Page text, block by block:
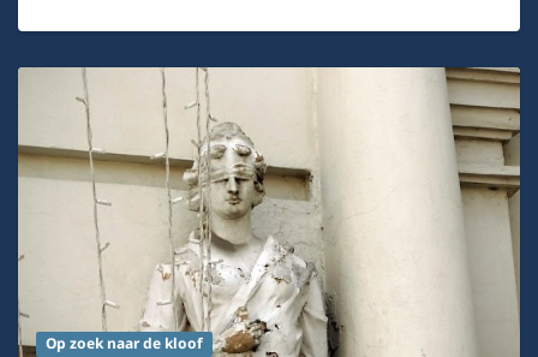
Op zoek naar de kloof